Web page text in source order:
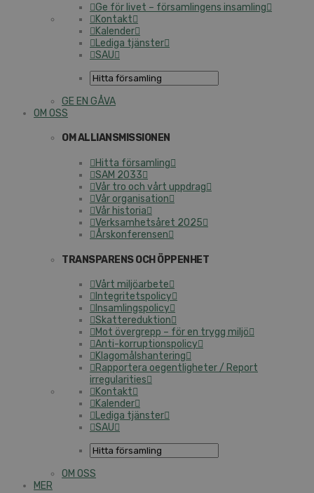
Ge för livet – församlingens insamling
Kontakt
Kalender
Lediga tjänster
SAU
GE EN GÅVA
OM OSS
OM ALLIANSMISSIONEN
Hitta församling
SAM 2033
Vår tro och vårt uppdrag
Vår organisation
Vår historia
Verksamhetsåret 2025
Årskonferensen
TRANSPARENS OCH ÖPPENHET
Vårt miljöarbete
Integritetspolicy
Insamlingspolicy
Skattereduktion
Mot övergrepp – för en trygg miljö
Anti-korruptionspolicy
Klagomålshantering
Rapportera oegentligheter / Report
irregularities
Kontakt
Kalender
Lediga tjänster
SAU
OM OSS
MER